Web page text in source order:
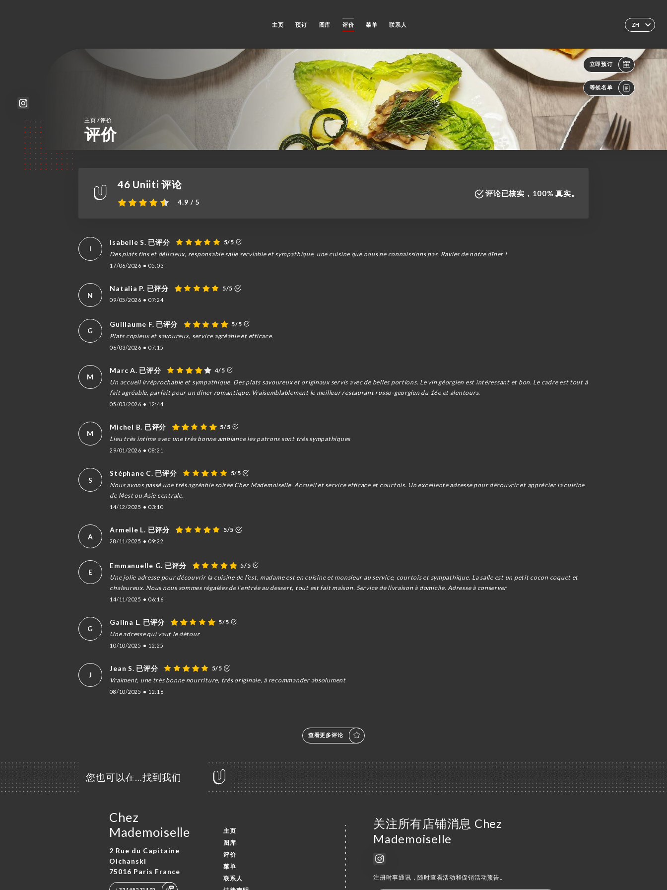
ZH
主页 预订 图库 评价 菜单 联系人
立即预订
等候名单
主页/评价
评价
46 Uniiti 评论
4.9 / 5
评论已核实，100% 真实。
I
Isabelle S. 已评分
5/5
Des plats fins et délicieux, responsable salle serviable et sympathique, une cuisine que nous ne connaissions pas. Ravies de notre dîner !
17/06/2026 • 05:03
N
Natalia P. 已评分 5/5
09/05/2026 • 07:24
G
Guillaume F. 已评分
5/5
Plats copieux et savoureux, service agréable et efficace.
06/03/2026 • 07:15
M
Marc A. 已评分
4/5
Un accueil irréprochable et sympathique. Des plats savoureux et originaux servis avec de belles portions. Le vin géorgien est intéressant et bon. Le cadre est tout à
fait agréable, parfait pour un diner romantique. Vraisemblablement le meilleur restaurant russo-georgien du 16e et alentours.
05/03/2026 • 12:44
M
Michel B. 已评分
5/5
Lieu très intime avec une très bonne ambiance les patrons sont très sympathiques
29/01/2026 • 08:21
S
Stéphane C. 已评分
5/5
Nous avons passé une très agréable soirée Chez Mademoiselle. Accueil et service efficace et courtois. Un excellente adresse pour découvrir et apprécier la cuisine
de l4est ou Asie centrale.
14/12/2025 • 03:10
A
Armelle L. 已评分 5/5
28/11/2025 • 09:22
E
Emmanuelle G. 已评分
5/5
Une jolie adresse pour découvrir la cuisine de l’est, madame est en cuisine et monsieur au service, courtois et sympathique. La salle est un petit cocon coquet et
chaleureux. Nous nous sommes régalées de l’entrée au dessert, tout est fait maison. Service de livraison à domicile. Adresse à conserver
14/11/2025 • 06:16
G
Galina L. 已评分
5/5
Une adresse qui vaut le détour
10/10/2025 • 12:25
J
Jean S. 已评分
5/5
Vraiment, une très bonne nourriture, très originale, à recommander absolument
08/10/2025 • 12:16
查看更多评论
您也可以在…找到我们
Chez
Mademoiselle
2 Rue du Capitaine
Olchanski
75016 Paris France
主页
图库
评价
菜单
联系人
关注所有店铺消息 Chez
Mademoiselle
注册时事通讯，随时查看活动和促销活动预告。